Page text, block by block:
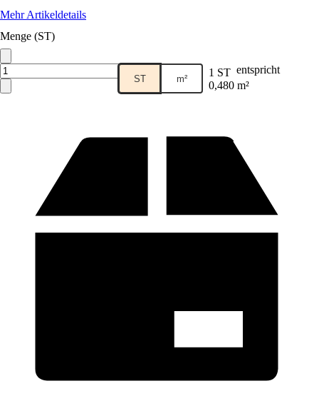
Mehr Artikeldetails
Menge (ST)
ST m² 1 ST entspricht
0,480 m²